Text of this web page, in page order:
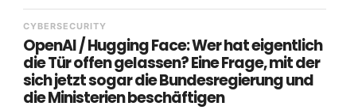
CYBERSECURITY
OpenAI / Hugging Face: Wer hat eigentlich
die Tür offen gelassen? Eine Frage, mit der
sich jetzt sogar die Bundesregierung und
die Ministerien beschäftigen